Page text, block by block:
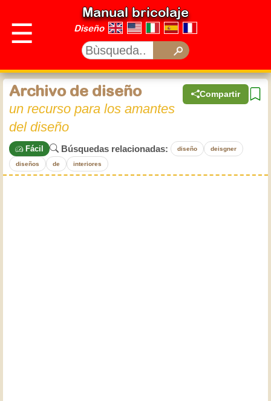
☰
Manual bricolaje
Diseño
Compartir
Archivo de diseño
un recurso para los amantes
del diseño
Fácil Búsquedas relacionadas: diseño deisgner
diseños de interiores